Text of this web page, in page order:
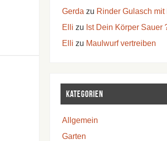
Gerda zu Rinder Gulasch mit
Elli zu Ist Dein Körper Sauer
Elli zu Maulwurf vertreiben
Kategorien
Allgemein
Garten